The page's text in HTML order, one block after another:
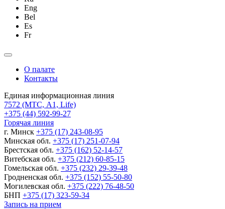
Eng
Bel
Es
Fr
О палате
Контакты
Единая информационная линия
7572 (МТС, A1, Life)
+375 (44) 592-99-27
Горячая линия
г. Минск +375 (17) 243-08-95
Минская обл. +375 (17) 251-07-94
Брестская обл. +375 (162) 52-14-57
Витебская обл. +375 (212) 60-85-15
Гомельская обл. +375 (232) 29-39-48
Гродненская обл. +375 (152) 55-50-80
Могилевская обл. +375 (222) 76-48-50
БНП +375 (17) 323-59-34
Запись на прием